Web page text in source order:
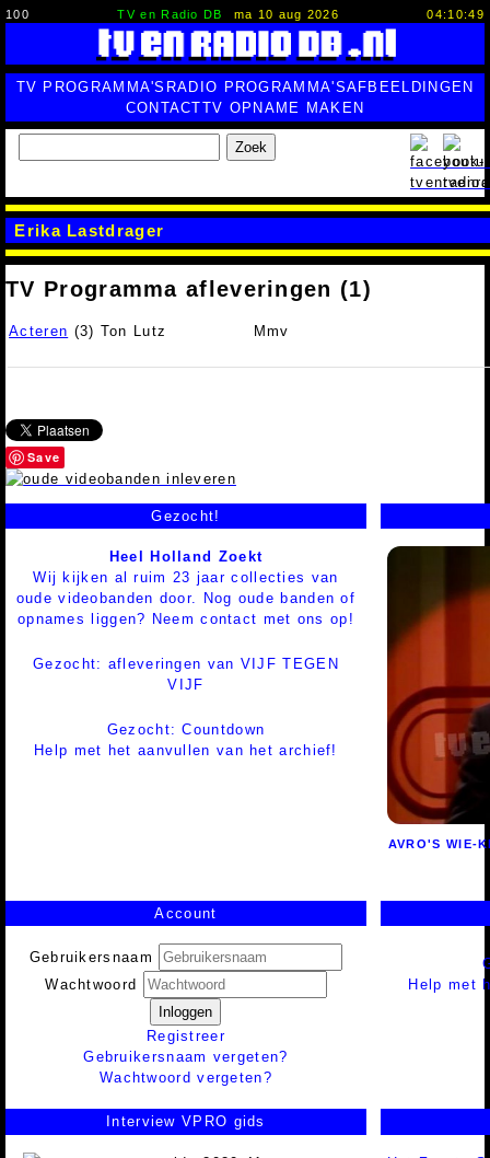
100 TV en Radio DB ma 10 aug 2026 04:10:50
TV PROGRAMMA'S RADIO PROGRAMMA'SAFBEELDINGEN
CONTACTTV OPNAME MAKEN
Zoek
Erika Lastdrager
TV Programma afleveringen (1)
Acteren (3) Ton Lutz Mmv
Save
Gezocht!
Heel Holland Zoekt
Wij kijken al ruim 23 jaar collecties van
oude videobanden door. Nog oude banden of
opnames liggen? Neem contact met ons op!
Gezocht: afleveringen van VIJF TEGEN
VIJF
Gezocht: Countdown
Help met het aanvullen van het archief!
AVRO'S WIE-
Account
Gebruikersnaam
Wachtwoord
Inloggen
Registreer
Gebruikersnaam vergeten?
Wachtwoord vergeten?
Help met
Interview VPRO gids